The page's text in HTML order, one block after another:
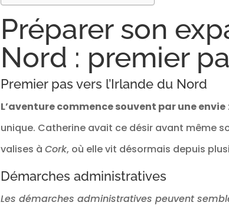
Préparer son
Nord : premier
Premier pas vers l’Irlande du Nord
L’aventure commence souvent par une envie
unique. Catherine avait ce désir avant même
valises à Cork, où elle vit désormais depuis
Démarches administratives
Les démarches administratives peuvent